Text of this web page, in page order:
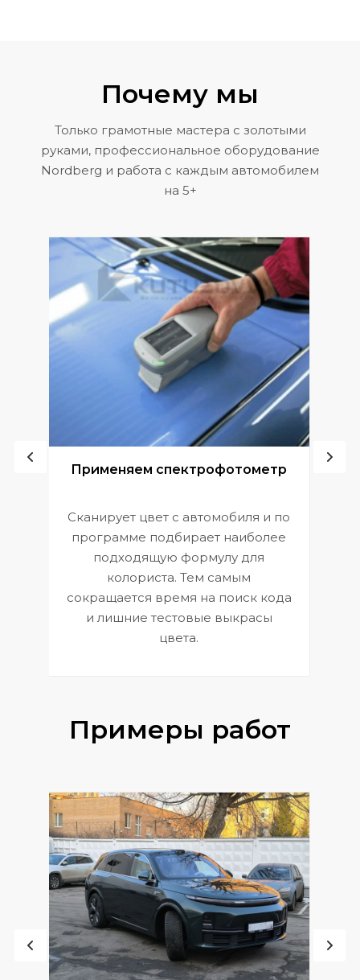
Почему мы
Только грамотные мастера с золотыми
руками, профессиональное оборудование
Nordberg и работа с каждым автомобилем
на 5+
Применяем спектрофотометр
Сканирует цвет с автомобиля и по
программе подбирает наиболее
подходящую формулу для
колориста. Тем самым
сокращается время на поиск кода
и лишние тестовые выкрасы
цвета.
Примеры работ